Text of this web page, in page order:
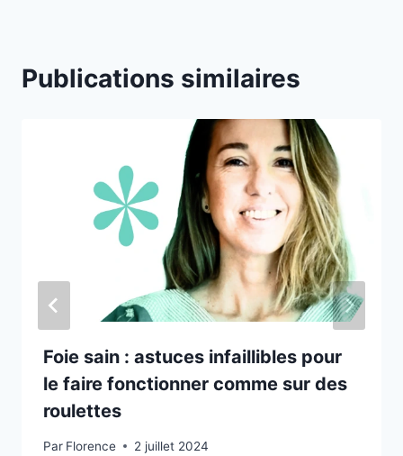
Publications similaires
Foie sain : astuces infaillibles pour
le faire fonctionner comme sur des
roulettes
Par Florence 2 juillet 2024